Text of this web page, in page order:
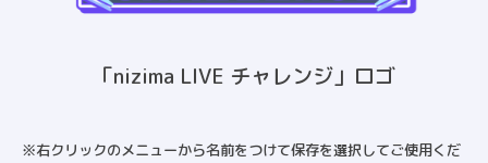
「nizima LIVE チャレンジ」ロゴ
※右クリックのメニューから名前をつけて保存を選択してご使用くだ